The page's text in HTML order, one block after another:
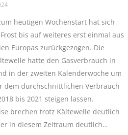
heutigen Wochenstart hat sich
bis auf weiteres erst einmal aus
Europas zurückgezogen. Die
hatte den Gasverbrauch in
in der zweiten Kalenderwoche um
dem durchschnittlichen Verbrauch
bis 2021 steigen lassen.
brechen trotz Kältewelle deutlich
in diesem Zeitraum deutlich…